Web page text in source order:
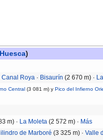
)
Canal Roya · Bisaurín (2 670 m) ·
Central (3 081 m) yPico del Infierno
m) · La Moleta (2 572 m) · Más
de Marboré (3 325 m) ·Valle